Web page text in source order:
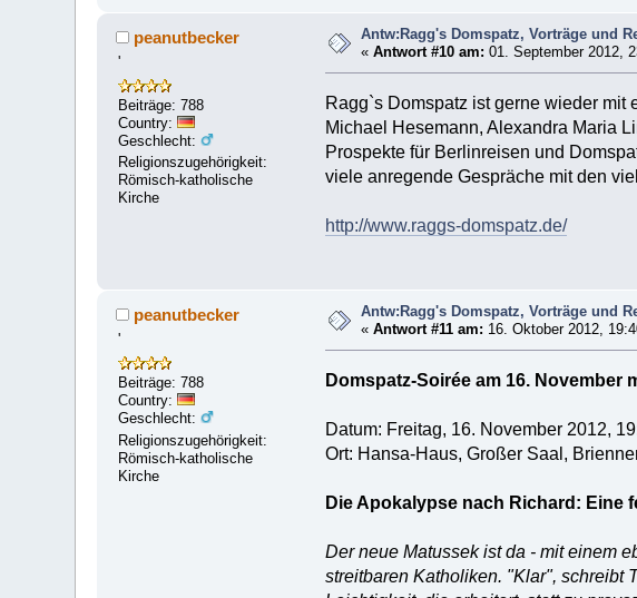
peanutbecker
'
Beiträge: 788
Country:
Geschlecht:
Religionszugehörigkeit:
Römisch-katholische
Kirche
Antw:Ragg's Domspatz, Vorträge und
«Antwort #10 am: 01. September 2012,
Ragg`s Domspatz ist gerne wieder
Michael Hesemann, Alexandra Maria
Prospekte für Berlinreisen und
viele anregende Gespräche mit den
http://www.raggs-domspatz.de/
peanutbecker
'
Beiträge: 788
Country:
Geschlecht:
Religionszugehörigkeit:
Römisch-katholische
Kirche
Antw:Ragg's Domspatz, Vorträge und
«Antwort #11 am: 16. Oktober 2012,
Domspatz-Soirée am 16. November
Datum: Freitag, 16. November 2012,
Ort: Hansa-Haus, Großer Saal,
Die Apokalypse nach Richard: Eine
Der neue Matussek ist da - mit einem
streitbaren Katholiken. "Klar", schreibt